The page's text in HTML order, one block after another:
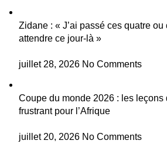
Zidane : « J’ai passé ces quatre
attendre ce jour-là »
juillet 28, 2026 No Comments
Coupe du monde 2026 : les leçons
frustrant pour l’Afrique
juillet 20, 2026 No Comments